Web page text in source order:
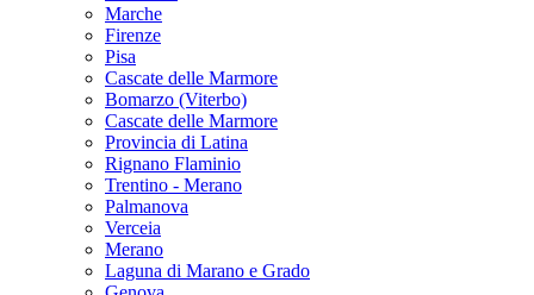
Marche
Firenze
Pisa
Cascate delle Marmore
Bomarzo (Viterbo)
Cascate delle Marmore
Provincia di Latina
Rignano Flaminio
Trentino - Merano
Palmanova
Verceia
Merano
Laguna di Marano e Grado